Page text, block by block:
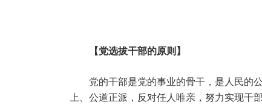
【党选拔干部的原则】
党的干部是党的事业的骨干，是人民的
上、公道正派，反对任人唯亲，努力实现干